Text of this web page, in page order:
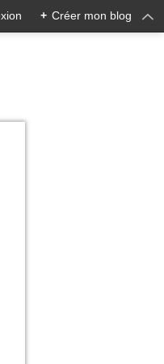
+ Créer mon blog